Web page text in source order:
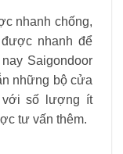
nhanh chống,
nhanh để
Saigondoor
những bộ cửa
với số lượng ít
tư vấn thêm.